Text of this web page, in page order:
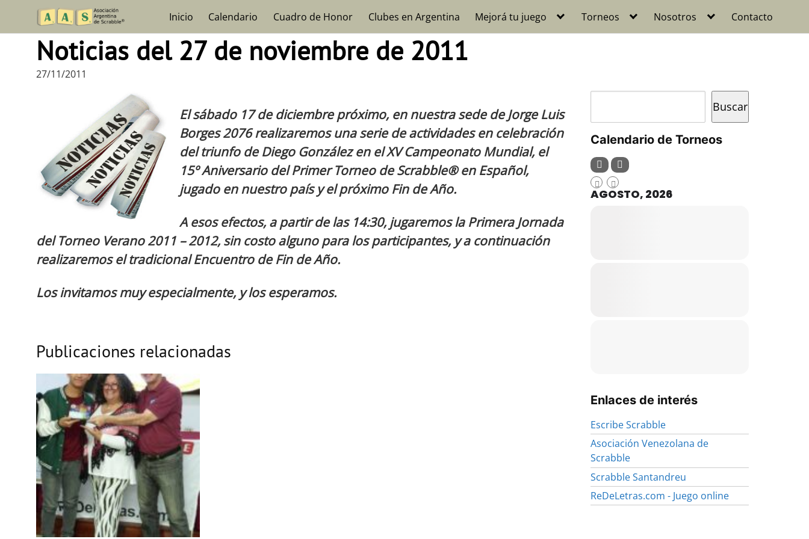
content
Inicio Calendario Cuadro de Honor Clubes en Argentina Mejorá tu juego Torneos Nosotros Contacto
Noticias del 27 de noviembre de 2011
27/11/2011
El sábado 17 de diciembre próximo, en nuestra sede de Jorge Luis
Borges 2076 realizaremos una serie de actividades en celebración
del triunfo de Diego González en el XV Campeonato Mundial, el
15º Aniversario del Primer Torneo de Scrabble® en Español,
jugado en nuestro país y el próximo Fin de Año.
A esos efectos, a partir de las 14:30, jugaremos la Primera Jornada
del Torneo Verano 2011 – 2012, sin costo alguno para los participantes, y a continuación
realizaremos el tradicional Encuentro de Fin de Año.
Los invitamos muy especialmente, y los esperamos.
Publicaciones relacionadas
Buscar
Calendario de Torneos
AGOSTO, 2026
Enlaces de interés
Escribe Scrabble
Asociación Venezolana de
Scrabble
Scrabble Santandreu
ReDeLetras.com - Juego online